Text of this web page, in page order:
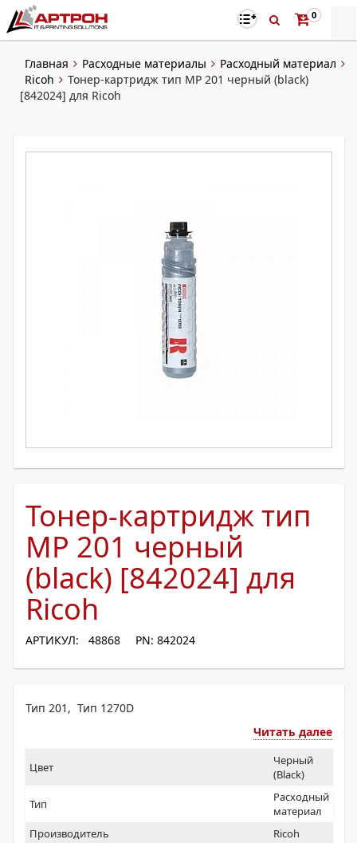
0
Главная Расходные материалы
Расходный материал
Ricoh
Тонер-картридж тип MP 201 черный (black)
[842024] для Ricoh
Тонер-картридж тип
MP 201 черный
(black) [842024] для
Ricoh
АРТИКУЛ: 48868 PN: 842024
Тип 201, Тип 1270D
Читать далее
Цвет
Черный
(Black)
Тип
Расходный
материал
Производитель
Ricoh